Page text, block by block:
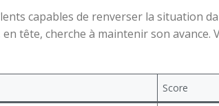
capables de renverser la situation
tête, cherche à maintenir son avance.
Score